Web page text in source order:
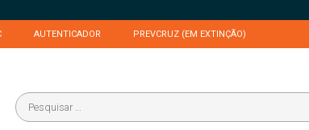
AUTENTICADOR PREVCRUZ (EM EXTINÇÃO)